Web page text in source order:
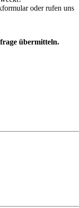
oder rufen uns
übermitteln.